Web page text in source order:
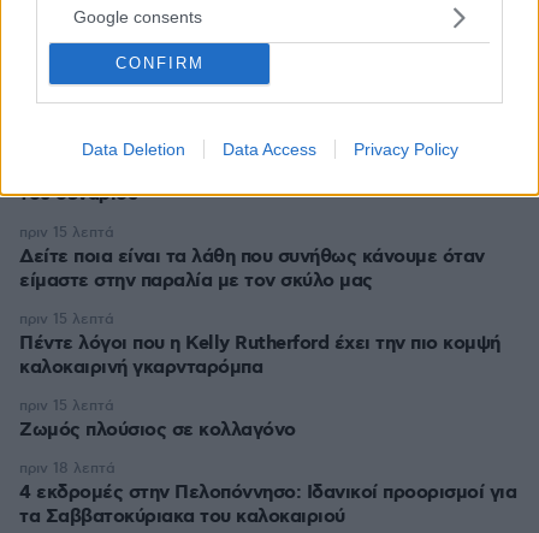
Google consents
CONFIRM
Data Deletion Data Access Privacy Policy
Ένοπλοι αυτονομιστές απειλούν τουρίστες και
αγοραστές κατοικιών στην Κορσική: «Μείνετε στα
σπίτια σας», δείτε βίντεο
πριν 9 λεπτά
Μόργκαν Φρίμαν: Αν σε πληρώσουν καλά για μία
του σεναρίου
Δείτε ποια είναι τα λάθη που συνήθως κάνουμε όταν
είμαστε στην παραλία με τον σκύλο μας
πριν 15 λεπτά
Πέντε λόγοι που η Kelly Rutherford έχει την πιο κομψή
καλοκαιρινή γκαρνταρόμπα
πριν 15 λεπτά
Ζωμός πλούσιος σε κολλαγόνο
πριν 15 λεπτά
4 εκδρομές στην Πελοπόννησο: Ιδανικοί προορισμοί για
τα Σαββατοκύριακα του καλοκαιριού
πριν 18 λεπτά